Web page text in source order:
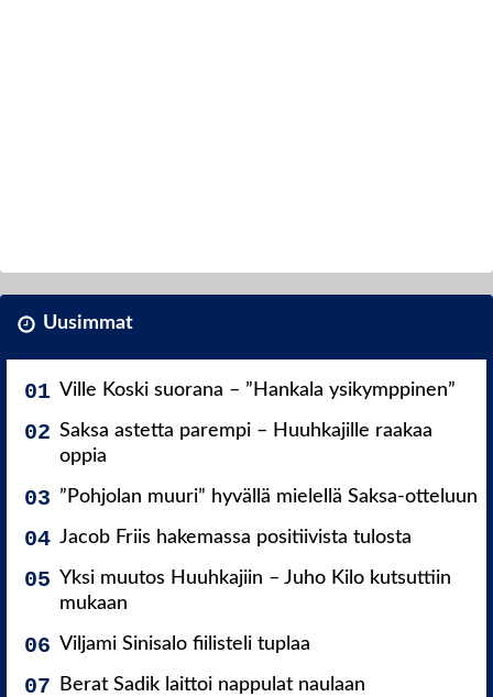
Uusimmat
Ville Koski suorana – ”Hankala ysikymppinen”
Saksa astetta parempi – Huuhkajille raakaa
oppia
”Pohjolan muuri” hyvällä mielellä Saksa-otteluun
Jacob Friis hakemassa positiivista tulosta
Yksi muutos Huuhkajiin – Juho Kilo kutsuttiin
mukaan
Viljami Sinisalo fiilisteli tuplaa
Berat Sadik laittoi nappulat naulaan